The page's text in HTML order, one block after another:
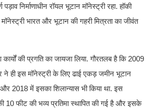
निर्माणाधीन रॉयल भूटान मॉनेस्ट्री रहा. हॉकी
भारत और भूटान की गहरी मित्रता का जीवंत
की प्रगति का जायजा लिया. गौरतलब है कि 2009
ने ही इस मॉनेस्ट्री के लिए ढाई एकड़ जमीन भूटान
2018 में इसका शिलान्यास भी किया था. इस
10 फीट की भव्य प्रतिमा स्थापित की गई है और इसके